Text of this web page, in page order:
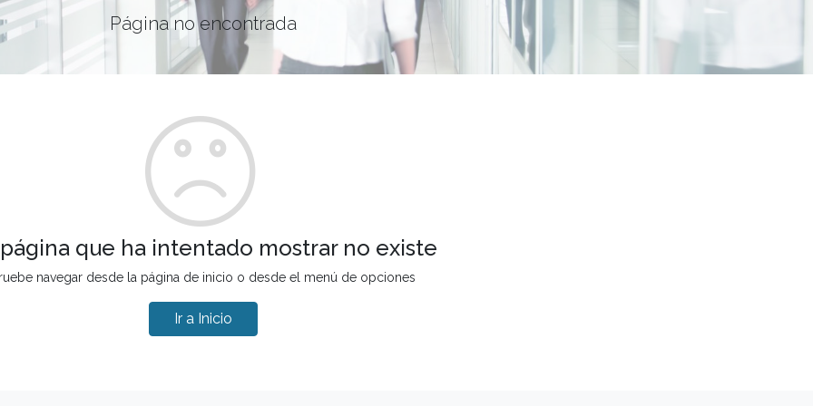
Página no encontrada
que ha intentado mostrar no existe
navegar desde la página de inicio o desde el menú de opciones
Ir a Inicio